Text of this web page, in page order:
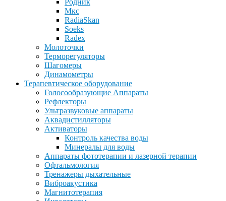
Родник
Мкс
RadiaSkan
Soeks
Radex
Молоточки
Терморегуляторы
Шагомеры
Динамометры
Терапевтическое оборудование
Голосообразующие Аппараты
Рефлекторы
Ультразвуковые аппараты
Аквадистилляторы
Активаторы
Контроль качества воды
Минералы для воды
Аппараты фототерапии и лазерной терапии
Офтальмология
Тренажеры дыхательные
Виброакустика
Магнитотерапия